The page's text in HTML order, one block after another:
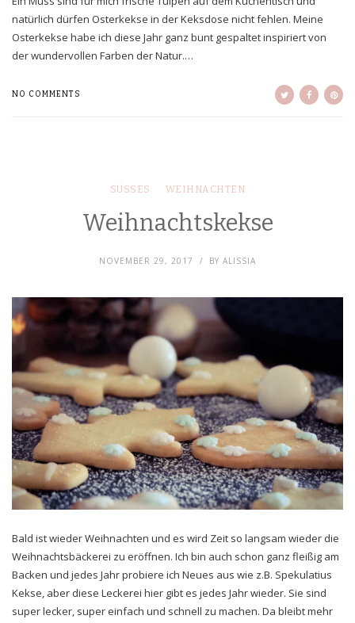
natürlich dürfen Osterkekse in der Keksdose nicht fehlen. Meine
Osterkekse habe ich diese Jahr ganz bunt gespaltet inspiriert von
der wundervollen Farben der Natur.…
NO COMMENTS
SÜSSES WEIHNACHTEN
Weihnachtskekse
NOVEMBER 29, 2017 BY ALISSIA
Bald ist wieder Weihnachten und es wird Zeit so langsam wieder die
Weihnachtsbäckerei zu eröffnen. Ich bin auch schon ganz fleißig am
Backen und jedes Jahr probiere ich Neues aus wie z.B. Spekulatius
Kekse, aber diese Leckerei hier gibt es jedes Jahr wieder. Sie sind
super lecker, super einfach und schnell zu machen. Da bleibt mehr